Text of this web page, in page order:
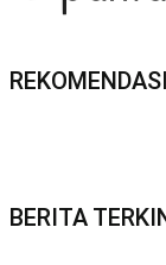
REKOMENDASI
BERITA